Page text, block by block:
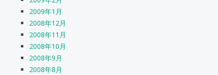
2009年1月
2008年12月
2008年11月
2008年10月
2008年9月
2008年8月